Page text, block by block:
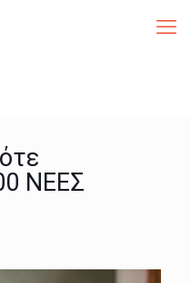
ΝΕΕΣ